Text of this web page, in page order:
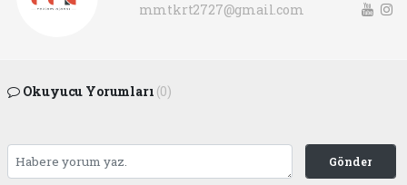
mmtkrt2727@gmail.com
Okuyucu Yorumları (0)
Gönder